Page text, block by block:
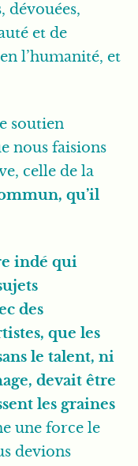
dévouées,
et de
l’humanité, et
soutien
nous faisions
celle de la
qu’il
indé qui
des
que les
le talent, ni
devait être
les graines
une force le
devions